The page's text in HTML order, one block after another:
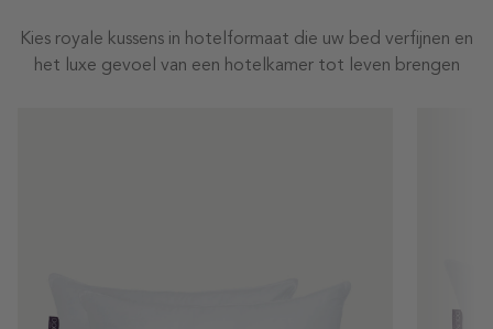
Kies royale kussens in hotelformaat die uw bed verfijnen en
het luxe gevoel van een hotelkamer tot leven brengen